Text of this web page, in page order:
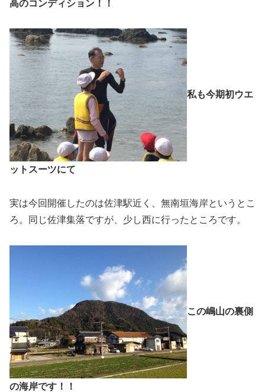
高のコンディション！！
私も今期初ウエ
ットスーツにて
実は今回開催したのは佐津駅近く、無南垣海岸というとこ
ろ。同じ佐津集落ですが、少し西に行ったところです。
この嶋山の裏側
の海岸です！！